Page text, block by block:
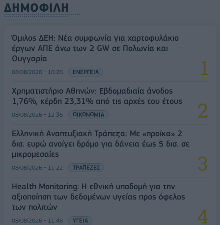
ΔΗΜΟΦΙΛΗ
Όμιλος ΔΕΗ: Νέα συμφωνία για χαρτοφυλάκιο
έργων ΑΠΕ άνω των 2 GW σε Πολωνία και
Ουγγαρία
08/08/2026 - 10:26 ΕΝΕΡΓΕΙΑ
Χρηματιστήριο Αθηνών: Εβδομαδιαία άνοδος
1,76%, κέρδη 23,31% από τις αρχές του έτους
08/08/2026 - 12:36 ΟΙΚΟΝΟΜΙΑ
Ελληνική Αναπτυξιακή Τράπεζα: Με «προίκα» 2
δισ. ευρώ ανοίγει δρόμο για δάνεια έως 5 δισ. σε
μικρομεσαίες
08/08/2026 - 11:22 ΤΡΑΠΕΖΕΣ
Health Monitoring: Η εθνική υποδομή για την
αξιοποίηση των δεδομένων υγείας προς όφελος
των πολιτών
08/08/2026 - 11:48 ΥΓΕΙΑ